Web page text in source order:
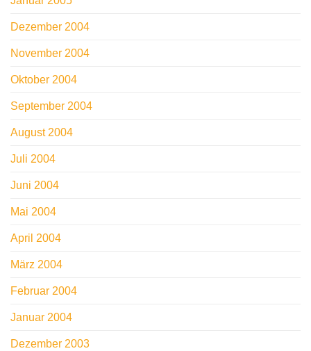
Dezember 2004
November 2004
Oktober 2004
September 2004
August 2004
Juli 2004
Juni 2004
Mai 2004
April 2004
März 2004
Februar 2004
Januar 2004
Dezember 2003